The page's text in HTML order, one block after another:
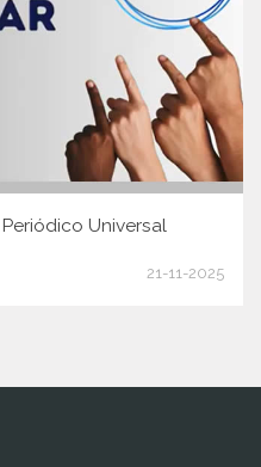
Universal
21-11-2025